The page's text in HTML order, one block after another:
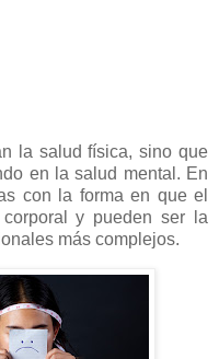
la salud física, sino que
en la salud mental. En
con la forma en que el
y pueden ser la
más complejos.